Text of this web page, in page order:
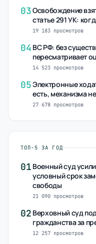
03Освобождение
статье 291 УК:
19 183 просмотров
04 ВС РФ: без
пересматривает
14 523 просмотров
05Электронные
есть, механизма
27 678 просмотров
ТОП-5 ЗА ГОД
01 Военный суд
условный срок
свободы
21 090 просмотров
02 Верховный суд
гражданства за
12 257 просмотров